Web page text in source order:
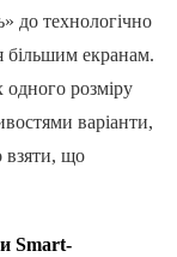
до технологічно
більшим екранам.
одного розміру
варіанти,
взяти, що
Smart-